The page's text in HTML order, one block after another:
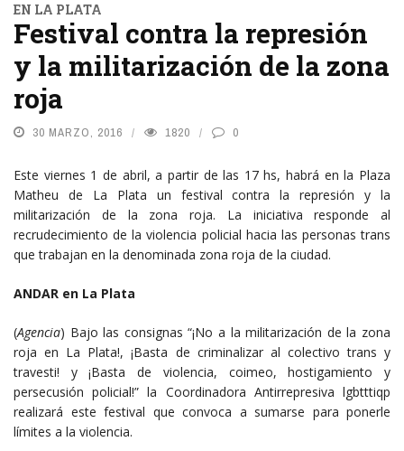
EN LA PLATA
Festival contra la represión
y la militarización de la zona
roja
30 MARZO, 2016 1820 0
Este viernes 1 de abril, a partir de las 17 hs, habrá en la Plaza
Matheu de La Plata un festival contra la represión y la
militarización de la zona roja. La iniciativa responde al
recrudecimiento de la violencia policial hacia las personas trans
que trabajan en la denominada zona roja de la ciudad.
ANDAR en La Plata
(Agencia) Bajo las consignas “¡No a la militarización de la zona
roja en La Plata!, ¡Basta de criminalizar al colectivo trans y
travesti! y ¡Basta de violencia, coimeo, hostigamiento y
persecusión policial!” la Coordinadora Antirrepresiva lgbtttiqp
realizará este festival que convoca a sumarse para ponerle
límites a la violencia.